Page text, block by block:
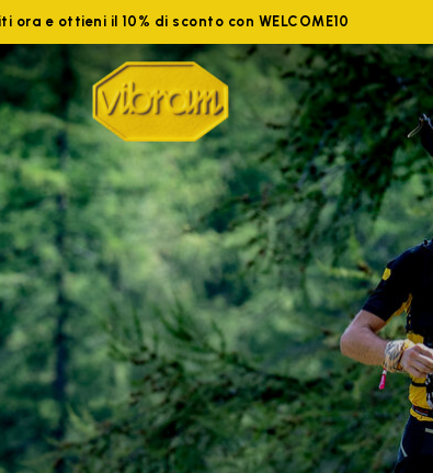
ora e ottieni il 10% di sconto con WELCOME10